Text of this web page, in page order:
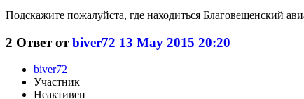
Подскажите пожалуйста, где находиться Благовещенский
2 Ответ отbiver72 13 May 2015 20:20
biver72
Участник
Неактивен